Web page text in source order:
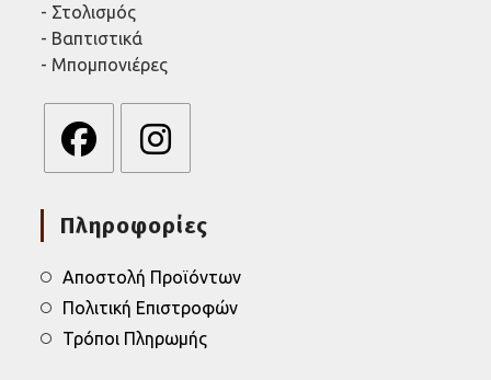
- Στολισμός
- Βαπτιστικά
- Μπομπονιέρες
in
tab
a
tab
Πληροφορίες
Αποστολή Προϊόντων
Πολιτική Επιστροφών
Τρόποι Πληρωμής